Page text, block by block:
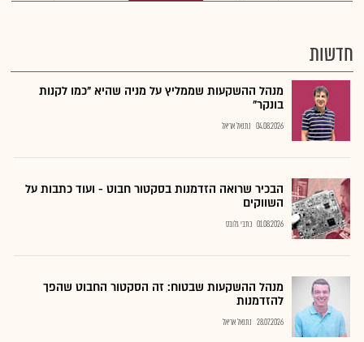
חדשות
מנהל ההשקעות שממליץ על מניה שהיא "כמו לקנות
בונקר"
04.08.2026 נתנאל אריאל
הבכיר שרואה הזדמנות בסקטור חבוט - ועוד כתבות על
השווקים
01.08.2026 כתבי גלובס
מנהל ההשקעות שבטוח: זה הסקטור החבוט שהפך
להזדמנות
28.07.2026 נתנאל אריאל